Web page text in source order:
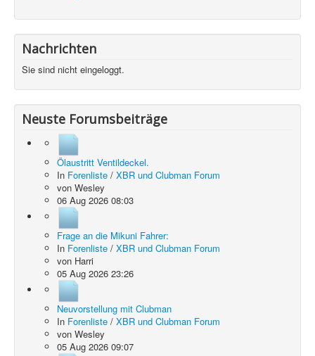
Nachrichten
Sie sind nicht eingeloggt.
Neuste Forumsbeiträge
Ölaustritt Ventildeckel.
In Forenliste / XBR und Clubman Forum
von Wesley
06 Aug 2026 08:03
Frage an die Mikuni Fahrer:
In Forenliste / XBR und Clubman Forum
von Harri
05 Aug 2026 23:26
Neuvorstellung mit Clubman
In Forenliste / XBR und Clubman Forum
von Wesley
05 Aug 2026 09:07